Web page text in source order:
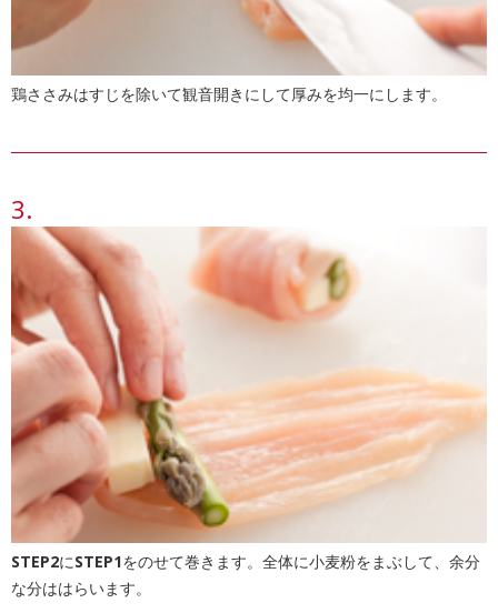
鶏ささみはすじを除いて観音開きにして厚みを均一にします。
STEP2にSTEP1をのせて巻きます。全体に小麦粉をまぶして、余分
な分ははらいます。